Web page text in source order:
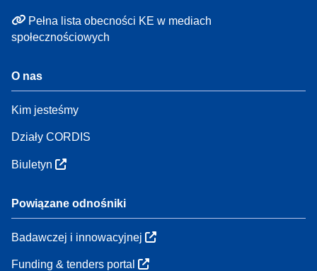
Pełna lista obecności KE w mediach
społecznościowych
O nas
Kim jesteśmy
Działy CORDIS
Biuletyn
Powiązane odnośniki
Badawczej i innowacyjnej
Funding & tenders portal